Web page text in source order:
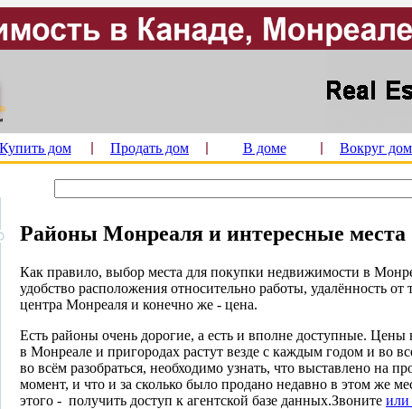
Купить дом Продать дом В доме Вокруг
Районы Монреаля и интересные места
Как правило, выбор места для покупки недвижимости в
удобство расположения относительно работы, удалённость от
центра Монреаля и конечно же - цена.
Есть районы очень дорогие, а есть и вполне доступные.
в Монреале и пригородах растут везде с каждым годом и во
во всём разобраться, необходимо узнать, что выставлено на
момент, и что и за сколько было продано недавно в этом же
этого - получить доступ к агентской базе данных.Звоните